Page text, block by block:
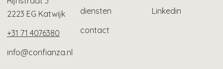
2223 EG Katwijk
+31 71 4076380
info@confianza.nl
diensten
contact
Linkedin